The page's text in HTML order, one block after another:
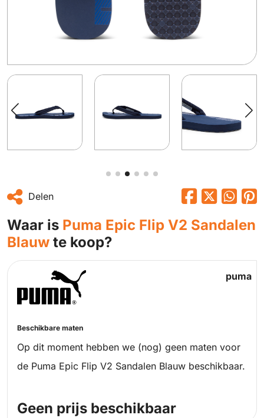
Delen
Waar is Puma Epic Flip V2 Sandalen
Blauw te koop?
puma
Beschikbare maten
Op dit moment hebben we (nog) geen maten voor
de Puma Epic Flip V2 Sandalen Blauw beschikbaar.
Geen prijs beschikbaar